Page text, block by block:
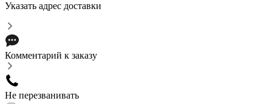
Указать адрес доставки
Комментарий к заказу
Не перезванивать